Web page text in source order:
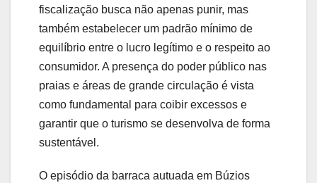
fiscalização busca não apenas punir, mas
também estabelecer um padrão mínimo de
equilíbrio entre o lucro legítimo e o respeito ao
consumidor. A presença do poder público nas
praias e áreas de grande circulação é vista
como fundamental para coibir excessos e
garantir que o turismo se desenvolva de forma
sustentável.
O episódio da barraca autuada em Búzios